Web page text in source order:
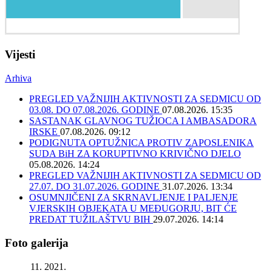
Vijesti
Arhiva
PREGLED VAŽNIJIH AKTIVNOSTI ZA SEDMICU OD
03.08. DO 07.08.2026. GODINE 07.08.2026. 15:35
SASTANAK GLAVNOG TUŽIOCA I AMBASADORA
IRSKE 07.08.2026. 09:12
PODIGNUTA OPTUŽNICA PROTIV ZAPOSLENIKA
SUDA BiH ZA KORUPTIVNO KRIVIČNO DJELO
05.08.2026. 14:24
PREGLED VAŽNIJIH AKTIVNOSTI ZA SEDMICU OD
27.07. DO 31.07.2026. GODINE 31.07.2026. 13:34
OSUMNJIČENI ZA SKRNAVLJENJE I PALJENJE
VJERSKIH OBJEKATA U MEĐUGORJU, BIT ĆE
PREDAT TUŽILAŠTVU BIH 29.07.2026. 14:14
Foto galerija
11. 2021.